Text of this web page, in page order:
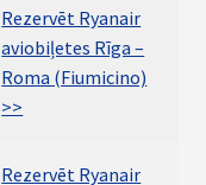
Rezervēt Ryanair
aviobiļetes Rīga –
Roma (Fiumicino)
>>
Rezervēt Ryanair